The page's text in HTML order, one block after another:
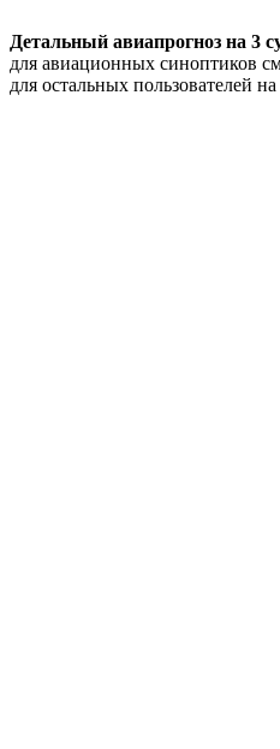
Детальный авиапрогноз на 3
для авиационных синоптиков
для остальных пользователей на